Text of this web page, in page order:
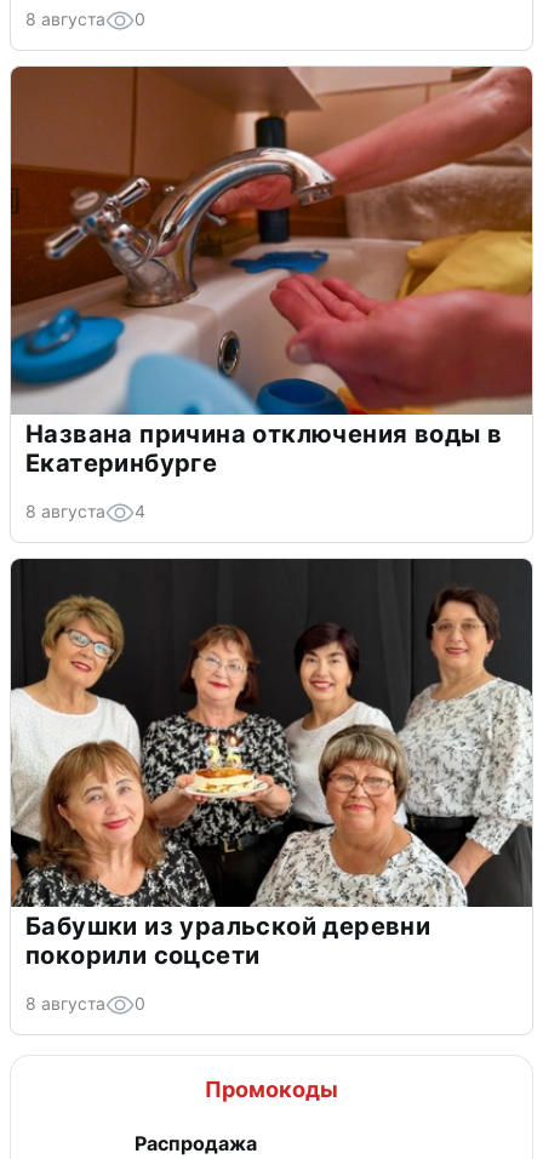
8 августа 0
Названа причина отключения воды в
Екатеринбурге
8 августа 4
Бабушки из уральской деревни
покорили соцсети
8 августа 0
Промокоды
Распродажа